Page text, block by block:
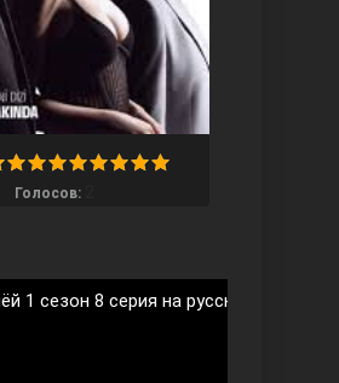
Голосов:
1 сезон 8 серия на русском языке